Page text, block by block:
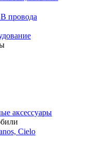
провода
аксессуары
Cielo